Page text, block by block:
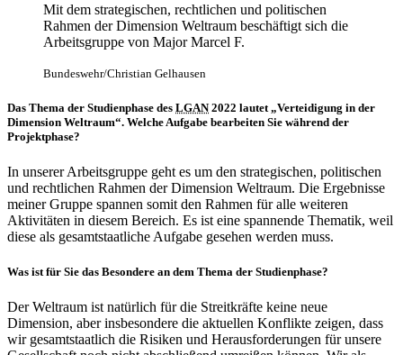
Mit dem strategischen, rechtlichen und politischen
Rahmen der Dimension Weltraum beschäftigt sich die
Arbeitsgruppe von Major Marcel F.
Bundeswehr/Christian Gelhausen
Das Thema der Studienphase des LGAN2022 lautet „Verteidigung in der
Dimension Weltraum“. Welche Aufgabe bearbeiten Sie während der
Projektphase?
In unserer Arbeitsgruppe geht es um den strategischen, politischen
und rechtlichen Rahmen der Dimension Weltraum. Die Ergebnisse
meiner Gruppe spannen somit den Rahmen für alle weiteren
Aktivitäten in diesem Bereich. Es ist eine spannende Thematik, weil
diese als gesamtstaatliche Aufgabe gesehen werden muss.
Was ist für Sie das Besondere an dem Thema der Studienphase?
Der Weltraum ist natürlich für die Streitkräfte keine neue
Dimension, aber insbesondere die aktuellen Konflikte zeigen, dass
wir gesamtstaatlich die Risiken und Herausforderungen für unsere